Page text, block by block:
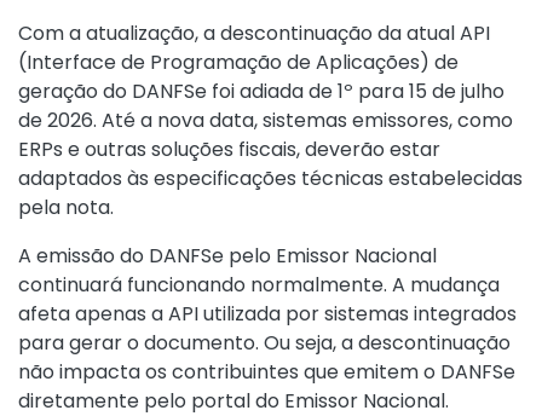
Com a atualização, a descontinuação da atual API
(Interface de Programação de Aplicações) de
geração do DANFSe foi adiada de 1º para 15 de julho
de 2026. Até a nova data, sistemas emissores, como
ERPs e outras soluções fiscais, deverão estar
adaptados às especificações técnicas estabelecidas
pela nota.
A emissão do DANFSe pelo Emissor Nacional
continuará funcionando normalmente. A mudança
afeta apenas a API utilizada por sistemas integrados
para gerar o documento. Ou seja, a descontinuação
não impacta os contribuintes que emitem o DANFSe
diretamente pelo portal do Emissor Nacional.